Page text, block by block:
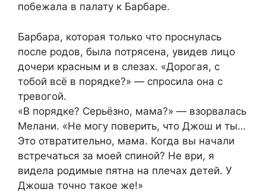
побежала в палату к Барбаре.
Барбара, которая только что проснулась
после родов, была потрясена, увидев лицо
дочери красным и в слезах. «Дорогая, с
тобой всё в порядке?» — спросила она с
тревогой.
«В порядке? Серьёзно, мама?» — взорвалась
Мелани. «Не могу поверить, что Джош и ты…
Это отвратительно, мама. Когда вы начали
встречаться за моей спиной? Не ври, я
видела родимые пятна на плечах детей. У
Джоша точно такое же!»